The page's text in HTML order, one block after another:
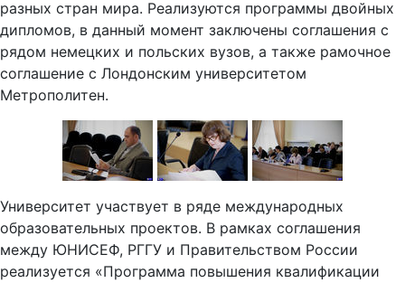
разных стран мира. Реализуются программы двойных
дипломов, в данный момент заключены соглашения с
рядом немецких и польских вузов, а также рамочное
соглашение с Лондонским университетом
Метрополитен.
Университет участвует в ряде международных
образовательных проектов. В рамках соглашения
между ЮНИСЕФ, РГГУ и Правительством России
реализуется «Программа повышения квалификации